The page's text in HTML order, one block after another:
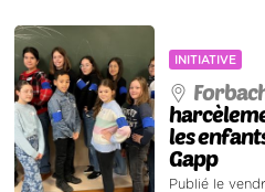
INITIATIVE
les
Gapp
Publié le